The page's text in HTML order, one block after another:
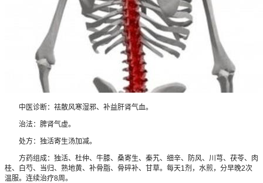
中医诊断：祛散风寒湿邪、补益肝肾气血。
治法：脾肾气虚。
处方：独活寄生汤加减。
方药组成：独活、杜仲、牛膝、桑寄生、秦艽、细辛、防风、川芎、茯苓、肉
桂、白芍、当归、熟地黄、补骨脂、骨碎补、甘草。每天1剂，水煎，分早晚2次
温服。连续治疗8周。